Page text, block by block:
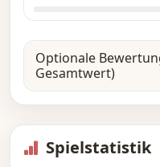
Optionale
Gesamtwert)
Spielstatistik